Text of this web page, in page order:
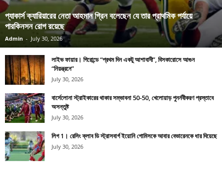
প্যাকার্স ক্যারিয়ারের নেতা আহমান গ্রিন বলেছেন যে তার প্রাথমিক পর্যায়ে
পারকিনসন রোগ রয়েছে
Admin - July 30, 2026
লাইভ ফায়ার। গিরোন্ডে “প্রথম দিন একটু আশাবাদী”, বিসকারোসে আগুন
“নিয়ন্ত্রনে”
July 30, 2026
বার্সেলোনা স্ট্রাইকারের থাকার সম্ভাবনা 50-50, খেলোয়াড় পুনর্নবীকরণ প্রস্তাবে
অসন্তুষ্ট
July 30, 2026
লিগ 1। রেসিং ক্লাব ডি স্ট্রাসবার্গ ইয়োনি গোমিসকে আবার বেভারেনকে ধার দিয়েছে
July 30, 2026